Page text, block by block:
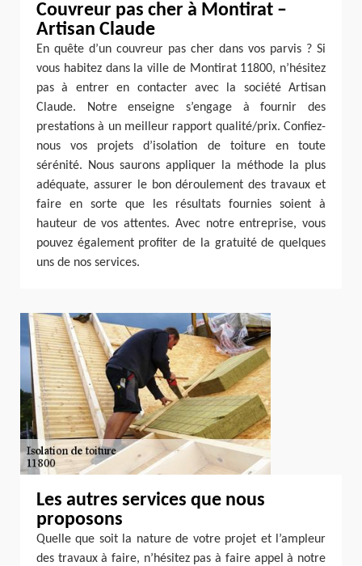
Couvreur pas cher à Montirat –
Artisan Claude
En quête d’un couvreur pas cher dans vos parvis ? Si
vous habitez dans la ville de Montirat 11800, n’hésitez
pas à entrer en contacter avec la société Artisan
Claude. Notre enseigne s’engage à fournir des
prestations à un meilleur rapport qualité/prix. Confiez-
nous vos projets d’isolation de toiture en toute
sérénité. Nous saurons appliquer la méthode la plus
adéquate, assurer le bon déroulement des travaux et
faire en sorte que les résultats fournies soient à
hauteur de vos attentes. Avec notre entreprise, vous
pouvez également profiter de la gratuité de quelques
uns de nos services.
Les autres services que nous
proposons
Quelle que soit la nature de votre projet et l’ampleur
des travaux à faire, n’hésitez pas à faire appel à notre